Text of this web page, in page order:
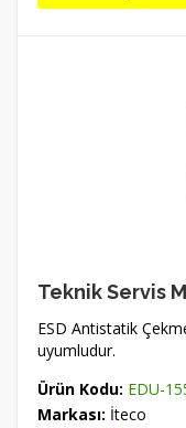
Teknik Servis
ESD Antistatik
uyumludur.
Ürün Kodu: EDU-
Markası: İteco